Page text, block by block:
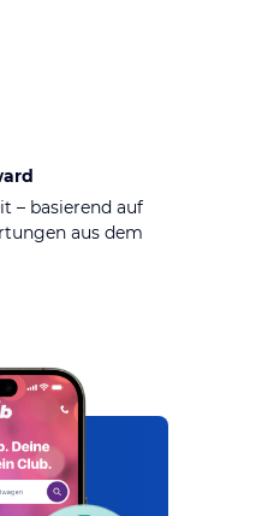
– basierend auf
aus dem